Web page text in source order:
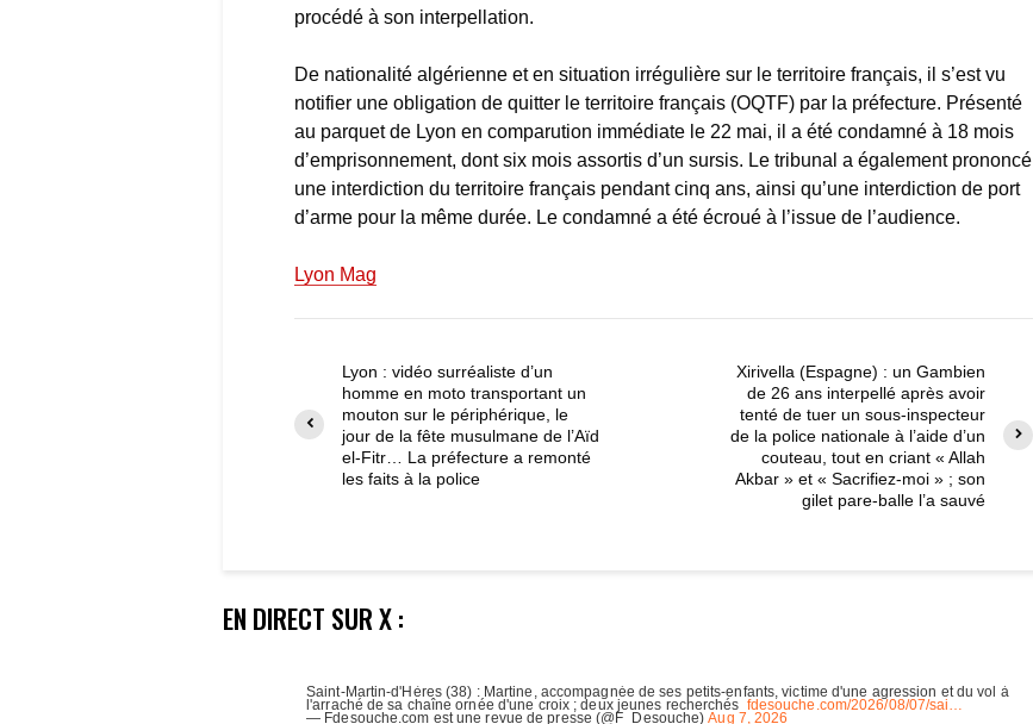
procédé à son interpellation.
De nationalité algérienne et en situation irrégulière sur le territoire français, il s’est vu
notifier une obligation de quitter le territoire français (OQTF) par la préfecture. Présenté
au parquet de Lyon en comparution immédiate le 22 mai, il a été condamné à 18 mois
d’emprisonnement, dont six mois assortis d’un sursis. Le tribunal a également prononcé
une interdiction du territoire français pendant cinq ans, ainsi qu’une interdiction de port
d’arme pour la même durée. Le condamné a été écroué à l’issue de l’audience.
Lyon Mag
Lyon : vidéo surréaliste d’un
homme en moto transportant un
mouton sur le périphérique, le
jour de la fête musulmane de l’Aïd
el-Fitr… La préfecture a remonté
les faits à la police
Xirivella (Espagne) : un Gambien
de 26 ans interpellé après avoir
tenté de tuer un sous-inspecteur
de la police nationale à l’aide d’un
couteau, tout en criant « Allah
Akbar » et « Sacrifiez-moi » ; son
gilet pare-balle l’a sauvé
EN DIRECT SUR X :